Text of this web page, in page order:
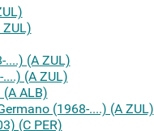
(A ZUL)
(A ZUL)
ALB)
(1968-....) (A ZUL)
(C PER)